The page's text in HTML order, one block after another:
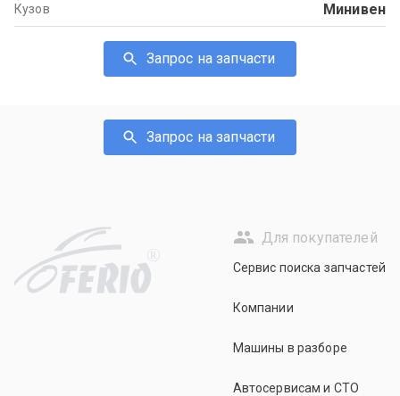
Кузов Минивен
Запрос на запчасти
Запрос на запчасти
R
Для покупателей
Сервис поиска запчастей
Компании
Машины в разборе
Автосервисам и СТО